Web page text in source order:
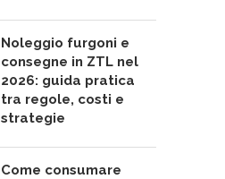
Noleggio furgoni e
consegne in ZTL nel
2026: guida pratica
tra regole, costi e
strategie
Come consumare